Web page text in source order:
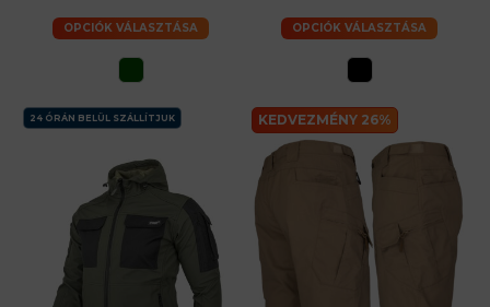
OPCIÓK VÁLASZTÁSA OPCIÓK VÁLASZTÁSA
24 ÓRÁN BELÜL SZÁLLÍTJUK KEDVEZMÉNY 26%